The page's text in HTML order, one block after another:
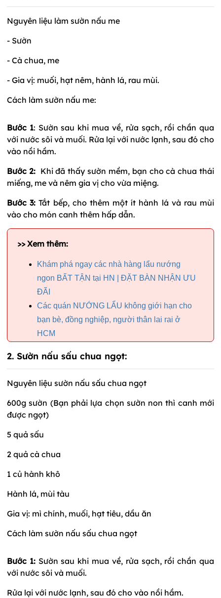
Nguyên liệu làm sườn nấu me
- Sườn
- Cà chua, me
- Gia vị: muối, hạt nêm, hành lá, rau mùi.
Cách làm sườn nấu me:
Bước 1: Sườn sau khi mua về, rửa sạch, rồi chần qua
với nước sôi và muối. Rửa lại với nước lạnh, sau đó cho
vào nồi hầm.
Bước 2:Khi đã thấy sườn mềm, bạn cho cà chua thái
miếng, me và nêm gia vị cho vừa miệng.
Bước 3: Tắt bếp, cho thêm một ít hành lá và rau mùi
vào cho món canh thêm hấp dẫn.
>> Xem thêm:
Khám phá ngay các nhà hàng lẩu nướng
ngon BẤT TẬN tại HN | ĐẶT BÀN NHẬN ƯU
ĐÃI
Các quán NƯỚNG LẨU không giới hạn cho
bạn bè, đồng nghiệp, người thân lai rai ở
HCM
2. Sườn nấu sấu chua ngọt:
Nguyên liệu sườn nấu sấu chua ngọt
600g sườn (Bạn phải lựa chọn sườn non thì canh mới
được ngọt)
5 quả sấu
2 quả cà chua
1 củ hành khô
Hành lá, mùi tàu
Gia vị: mì chính, muối, hạt tiêu, dầu ăn
Cách làm sườn nấu sấu chua ngọt
Bước 1:Sườn sau khi mua về, rửa sạch, rồi chần qua
với nước sôi và muối.
Rửa lại với nước lạnh, sau đó cho vào nồi hầm.